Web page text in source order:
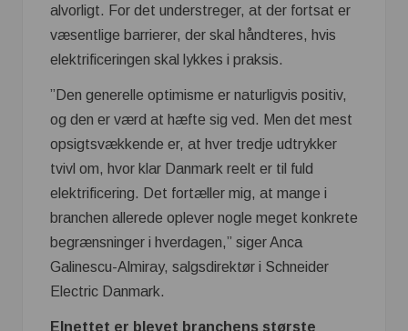
alvorligt. For det understreger, at der fortsat er
væsentlige barrierer, der skal håndteres, hvis
elektrificeringen skal lykkes i praksis.
”Den generelle optimisme er naturligvis positiv,
og den er værd at hæfte sig ved. Men det mest
opsigtsvækkende er, at hver tredje udtrykker
tvivl om, hvor klar Danmark reelt er til fuld
elektrificering. Det fortæller mig, at mange i
branchen allerede oplever nogle meget konkrete
begrænsninger i hverdagen,” siger Anca
Galinescu-Almiray, salgsdirektør i Schneider
Electric Danmark.
Elnettet er blevet branchens største